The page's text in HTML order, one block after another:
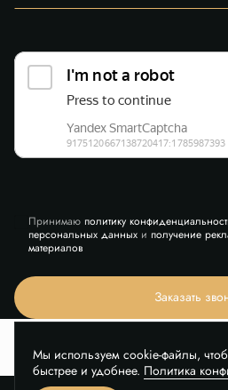
Принимаю политику
персональных данныхи получение
материалов
Заказать
Мы используем cookie-файлы,
быстрее и удобнее. Политика